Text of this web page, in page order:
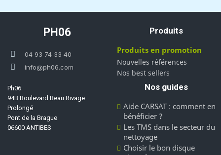
PH06
04 93 74 33 40
info@ph06.com
Ph06
94B Boulevard Beau Rivage
Prolongé
Pont de la Brague
06600 ANTIBES
Produits
Produits en promotion
Nouvelles références
Nos best sellers
Nos guides
Aide CARSAT : comment en
bénéficier ?
Les TMS dans le secteur du
nettoyage
Choisir le bon disque